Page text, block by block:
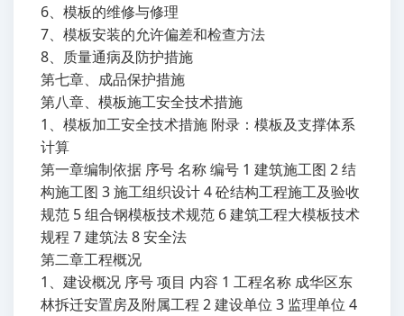
6、模板的维修与修理
7、模板安装的允许偏差和检查方法
8、质量通病及防护措施
第七章、成品保护措施
第八章、模板施工安全技术措施
1、模板加工安全技术措施 附录：模板及支撑体系
计算
第一章编制依据 序号 名称 编号 1 建筑施工图 2 结
构施工图 3 施工组织设计 4 砼结构工程施工及验收
规范 5 组合钢模板技术规范 6 建筑工程大模板技术
规程 7 建筑法 8 安全法
第二章工程概况
1、建设概况 序号 项目 内容 1 工程名称 成华区东
林拆迁安置房及附属工程 2 建设单位 3 监理单位 4